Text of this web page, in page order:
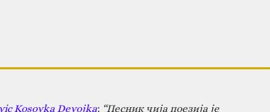
Kosovka Devojka: “Песник чија поезија је